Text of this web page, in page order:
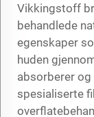
Vikkingstoff
behandlede
egenskaper
huden
absorberer
spesialiserte